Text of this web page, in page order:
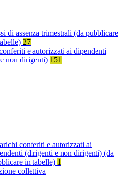
di assenza trimestrali (da pubblicare
27
e autorizzati ai dipendenti
non dirigenti) 151
conferiti e autorizzati ai
(dirigenti e non dirigenti) (da
in tabelle) 1
collettiva